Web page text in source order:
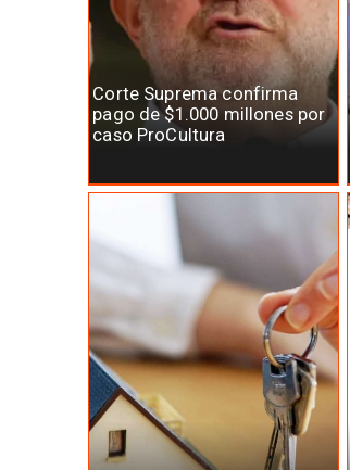
Corte Suprema confirma
pago de $1.000 millones por
caso ProCultura